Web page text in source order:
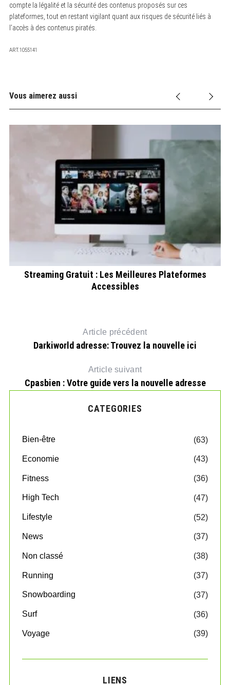
compte la légalité et la sécurité des contenus proposés sur ces
plateformes, tout en restant vigilant quant aux risques de sécurité liés à
l’accès à des contenus piratés.
ART.1055141
Vous aimerez aussi
Streaming Gratuit : Les Meilleures Plateformes
Accessibles
Article précédent
Darkiworld adresse: Trouvez la nouvelle ici
Article suivant
Cpasbien : Votre guide vers la nouvelle adresse
CATEGORIES
Bien-être (63)
Economie (43)
Fitness (36)
High Tech (47)
Lifestyle (52)
News (37)
Non classé (38)
Running (37)
Snowboarding (37)
Surf (36)
Voyage (39)
LIENS